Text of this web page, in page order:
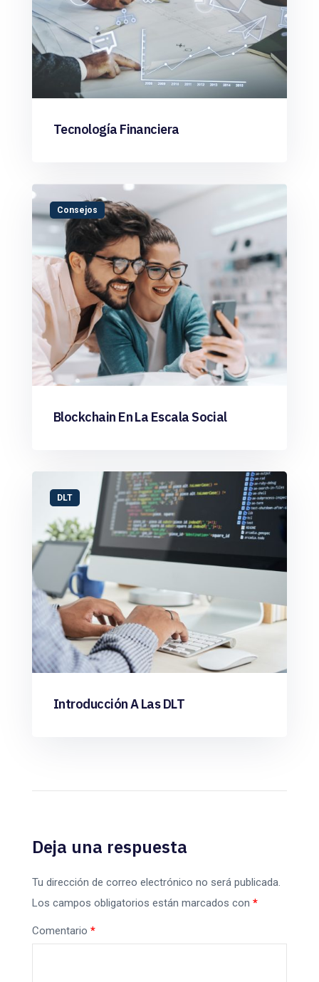
Tecnología Financiera
Consejos
Blockchain En La Escala Social
DLT
Introducción A Las DLT
Deja una respuesta
Tu dirección de correo electrónico no será publicada.
Los campos obligatorios están marcados con *
Comentario *